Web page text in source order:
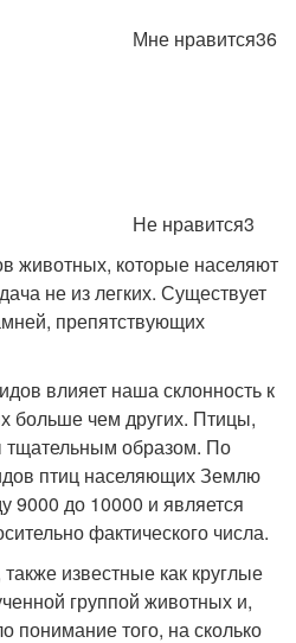
Мне нравится36
Не нравится3
животных, которые населяют
не из легких. Существует
препятствующих
влияет наша склонность к
больше чем других. Птицы,
тщательным образом. По
птиц населяющих Землю
9000 до 10000 и является
фактического числа.
известные как круглые
группой животных и,
понимание того, на сколько